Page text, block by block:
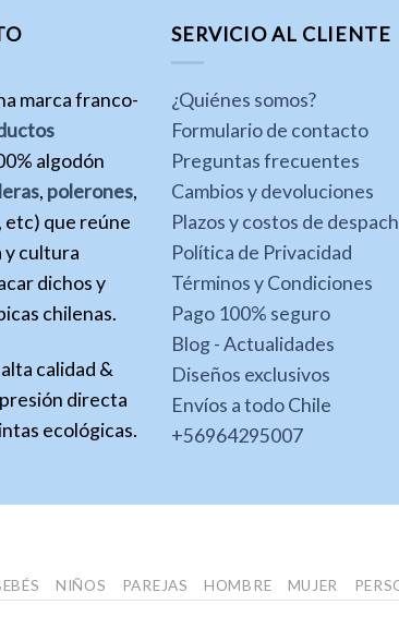
marca franco-
algodón
, polerones,
etc) que reúne
y cultura
dichos y
chilenas.
calidad &
directa
ecológicas.
SERVICIO AL CLIENTE
¿Quiénes somos?
Formulario de contacto
Preguntas frecuentes
Cambios y devoluciones
Plazos y costos de
Política de Privacidad
Términos y Condiciones
Pago 100% seguro
Blog - Actualidades
Diseños exclusivos
Envíos a todo Chile
+56964295007
NIÑOS PAREJAS HOMBRE MUJER